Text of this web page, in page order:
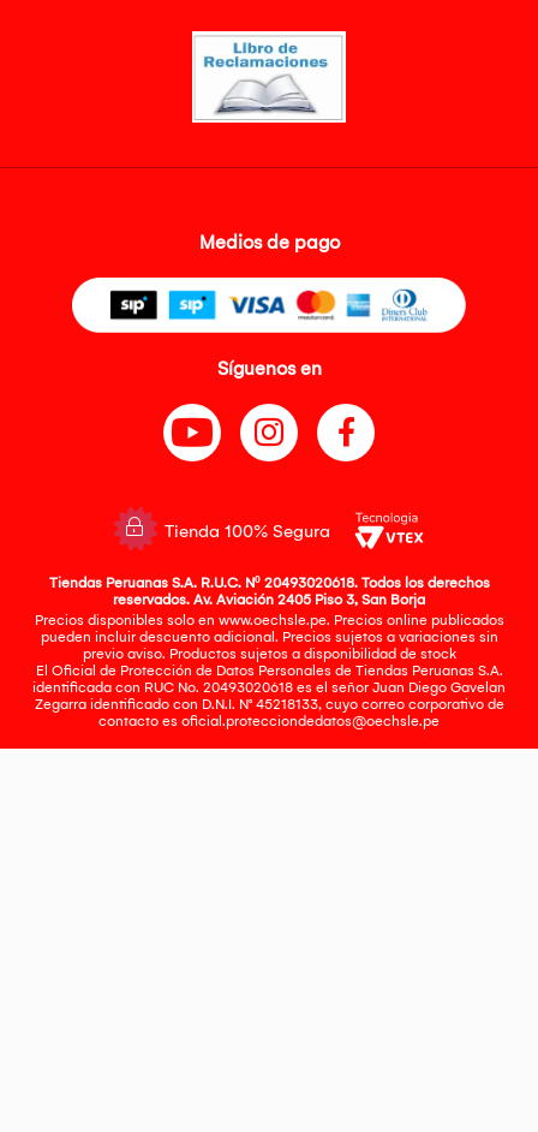
Medios de pago
Síguenos en
Tienda 100% Segura
Tiendas Peruanas S.A. R.U.C. Nº 20493020618. Todos los derechos
reservados. Av. Aviación 2405 Piso 3, San Borja
Precios disponibles solo en www.oechsle.pe. Precios online publicados
pueden incluir descuento adicional. Precios sujetos a variaciones sin
previo aviso. Productos sujetos a disponibilidad de stock
El Oficial de Protección de Datos Personales de Tiendas Peruanas S.A.
identificada con RUC No. 20493020618 es el señor Juan Diego Gavelan
Zegarra identificado con D.N.I. N° 45218133, cuyo correo corporativo de
contacto es oficial.protecciondedatos@oechsle.pe